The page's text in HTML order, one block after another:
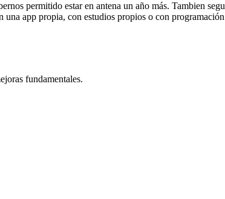
permitido estar en antena un año más. Tambien
app propia, con estudios propios o con
fundamentales.